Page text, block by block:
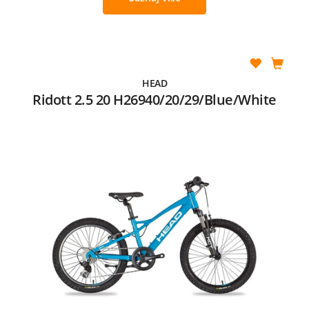
HEAD
Ridott 2.5 20 H26940/20/29/Blue/White